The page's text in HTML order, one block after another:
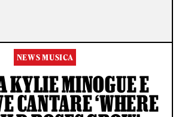
NEWS MUSICA
KYLIE MINOGUE E
CANTARE ‘WHERE